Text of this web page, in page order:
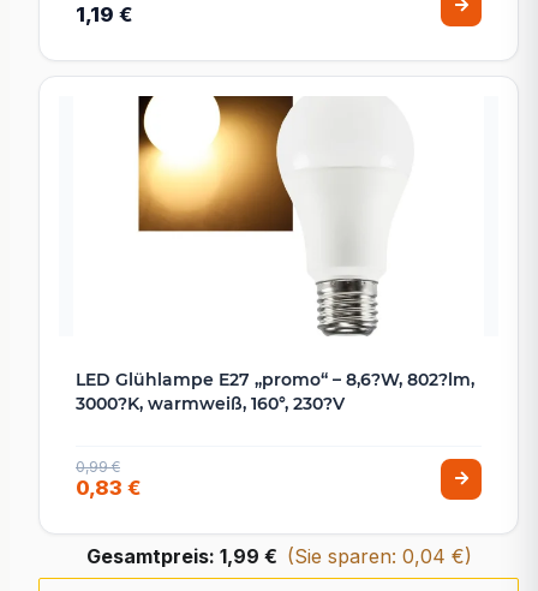
1,19 €
LED Glühlampe E27 „promo“ – 8,6?W, 802?lm,
3000?K, warmweiß, 160°, 230?V
0,99 €
0,83 €
Gesamtpreis: 1,99 € (Sie sparen: 0,04 €)